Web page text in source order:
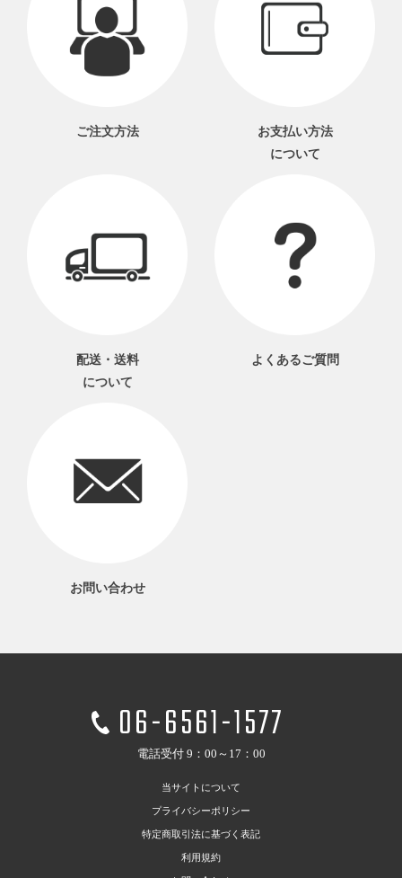
ご注文方法
お支払い方法
について
配送・送料
について
よくあるご質問
お問い合わせ
06-6561-1577
電話受付 9：00～17：00
当サイトについて
プライバシーポリシー
特定商取引法に基づく表記
利用規約